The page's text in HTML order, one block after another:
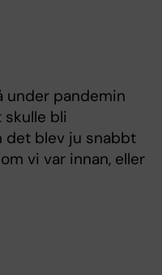
under pandemin
bli
det blev ju snabbt
vi var innan, eller